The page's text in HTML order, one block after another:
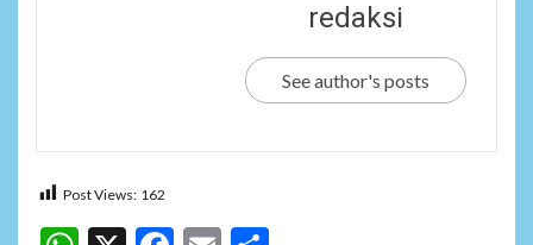
redaksi
See author's posts
Post Views: 162